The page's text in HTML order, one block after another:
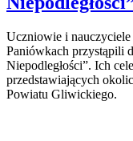
Uczniowie i nauczyciele
Paniówkach przystąpili
Niepodległości”. Ich
przedstawiających
Powiatu Gliwickiego.